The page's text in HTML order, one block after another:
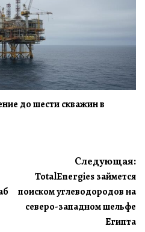
до шести скважин в
Следующая:
TotalEnergies займется
поиском углеводородов на
северо-западном шельфе
Египта